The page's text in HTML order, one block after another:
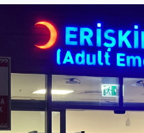
Eğitim
Eğlence
Ekonomi
Forum